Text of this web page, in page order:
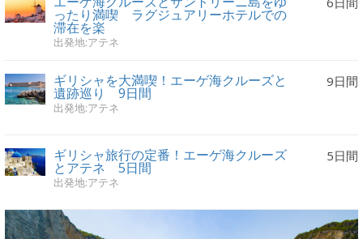
ったり満喫 ラグジュアリーホテルでの
滞在を楽
出発地:アテネ
ギリシャを大満喫！エーゲ海クルーズと
遺跡巡り 9日間
出発地:アテネ
9日間
ギリシャ旅行の定番！エーゲ海クルーズ
とアテネ 5日間
出発地:アテネ
5日間